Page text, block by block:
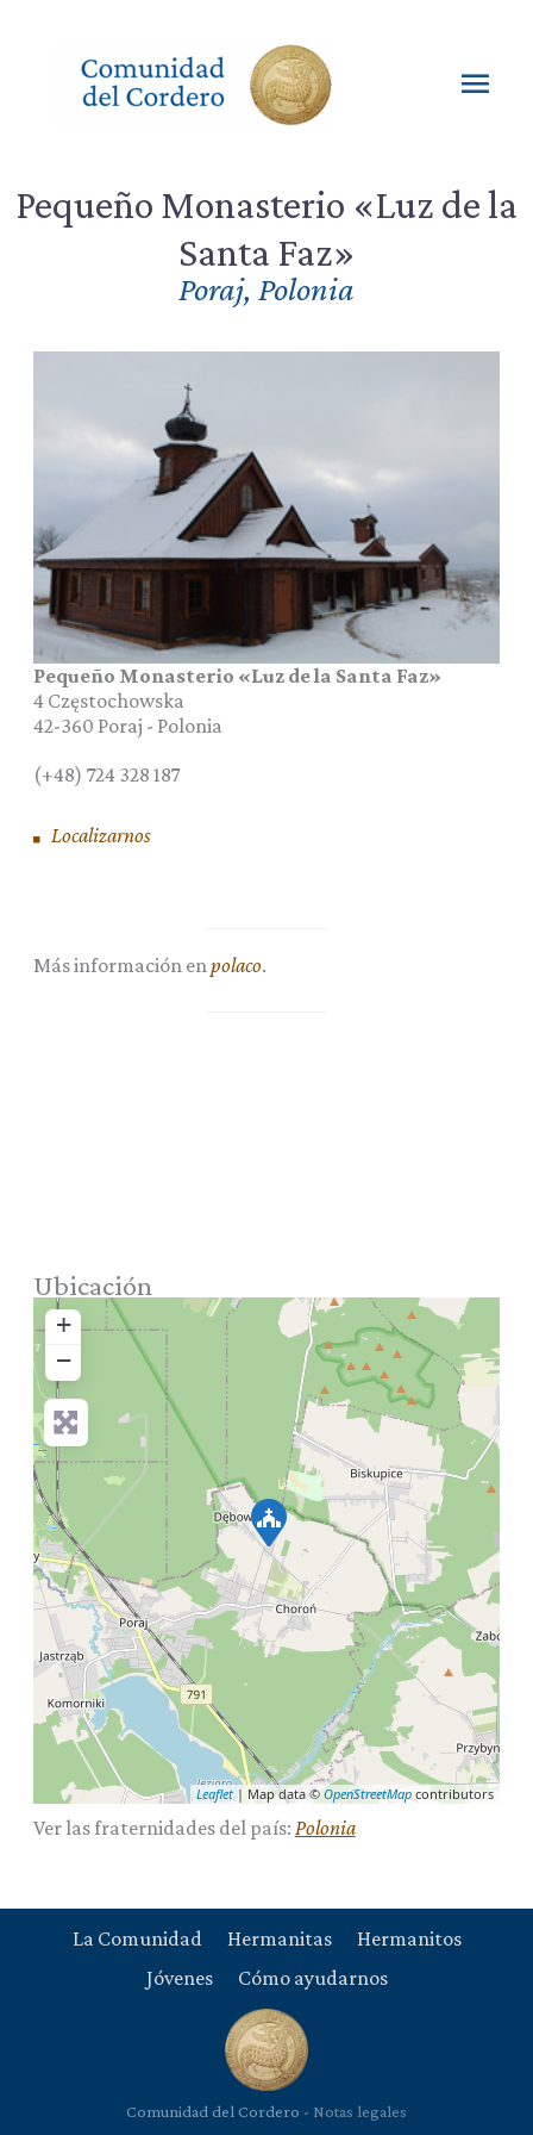
contenido
Pequeño Monasterio «Luz de la
Santa Faz»
Poraj, Polonia
Pequeño Monasterio «Luz de la Santa Faz»
4 Częstochowska
42-360 Poraj - Polonia
(+48) 724 328 187
Localizarnos
Más información en polaco.
Ubicación
+
−
Leaflet| Map data ©OpenStreetMap contributors
Ver las fraternidades del país: Polonia
La Comunidad Hermanitas
Hermanitos
Jóvenes
Cómo ayudarnos
Comunidad del Cordero - Notas legales